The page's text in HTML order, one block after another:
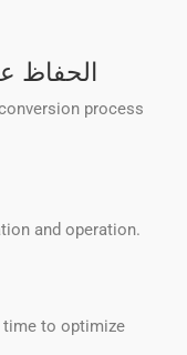
الحفاظ
process
and operation.
time to optimize